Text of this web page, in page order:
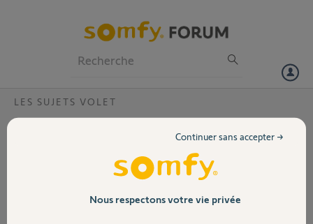
Volet
LES SUJETS VOLET
L le moteur de mon volet RMS 2000 fonctionne par accoup de 5
secondes on dirait qu'il est freiné, j'ai des
désolidarisés le tablier il fonctionne très bien, mon moteur est installé
depuis juillet 23 il est encore sous garantie que dois-je faire.
Nous respectons votre vie privée
Continuer sans accepter →